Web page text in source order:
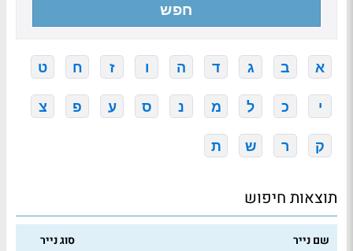
חפש
א ב ג ד ה ו ז ח ט
י כ ל מ נ ס ע פ צ
ק ר ש ת
תוצאות חיפוש
שם נייר סוג נייר